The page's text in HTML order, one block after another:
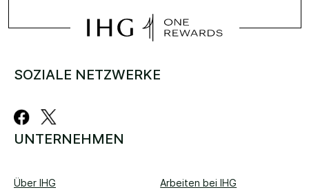
SOZIALE NETZWERKE
UNTERNEHMEN
Über IHG
Arbeiten bei IHG